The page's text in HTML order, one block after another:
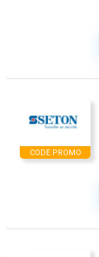
CODE PROMO